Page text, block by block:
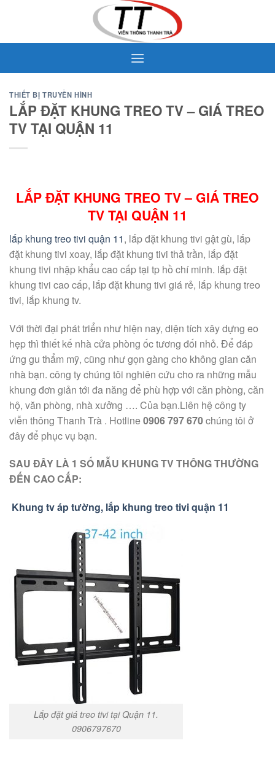
THIẾT BỊ TRUYỀN HÌNH
LẮP ĐẶT KHUNG TREO TV – GIÁ TREO
TV TẠI QUẬN 11
LẮP ĐẶT KHUNG TREO TV – GIÁ TREO
TV TẠI QUẬN 11
lắp khung treo tivi quận 11, lắp đặt khung tivi gật gù, lắp
đặt khung tivi xoay, lắp đặt khung tivi thả trần, lắp đặt
khung tivi nhập khẩu cao cấp tại tp hồ chí minh. lắp đặt
khung tivi cao cấp, lắp đặt khung tivi giá rẻ, lắp khung treo
tivi, lắp khung tv.
Với thời đại phát triển như hiện nay, diện tích xây dựng eo
hẹp thì thiết kế nhà cửa phòng ốc tương đối nhỏ. Để đáp
ứng gu thẩm mỹ, cũng như gọn gàng cho không gian căn
nhà bạn. công ty chúng tôi nghiên cứu cho ra những mẫu
khung đơn giản tới đa năng để phù hợp với căn phòng, căn
hộ, văn phòng, nhà xưởng …. Của bạn.Liên hệ công ty
viễn thông Thanh Trà . Hotline0906 797 670chúng tôi ở
đây để phục vụ bạn.
SAU ĐÂY LÀ 1 SỐ MẪU KHUNG TV THÔNG THƯỜNG
ĐẾN CAO CẤP:
Khung tv áp tường, lắp khung treo tivi quận 11
Lắp đặt giá treo tivi tại Quận 11.
0906797670